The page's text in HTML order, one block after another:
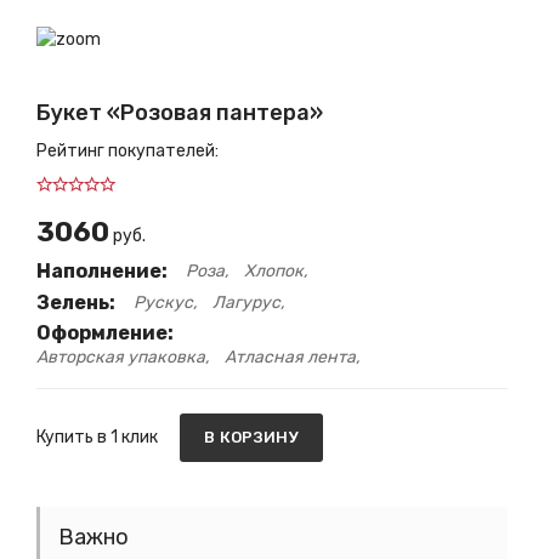
Букет «Розовая пантера»
Рейтинг покупателей:
3060 руб.
Наполнение: Роза Хлопок
Зелень: Рускус Лагурус
Оформление:
Авторская упаковка Атласная лента
Купить в 1 клик В КОРЗИНУ
Важно